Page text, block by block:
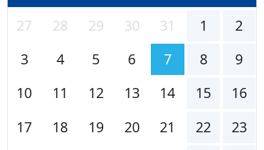
27 28 29 30 31 1
2
3
4 5 6 7 8
9
10
11 12 13 14 15
16
17
18 19 20 21 22
23